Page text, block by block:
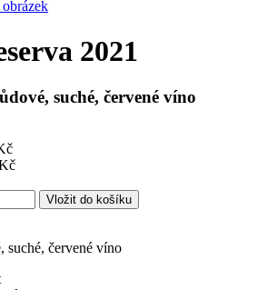
2021
suché, červené víno
suché, červené víno